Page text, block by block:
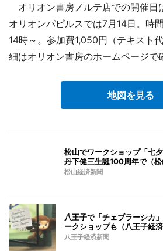
オリオン書房ノルテ店での開催日
オリオンパピルスでは7月14日。時
14時～。参加費1,050円（テキスト
細はオリオン書房のホームページで
地図を見る
松山でワークショップ「七
丹下健三生誕100周年で（松
松山経済新聞
八王子で「チェブラーシカ
ークショップも（八王子経済
八王子経済新聞